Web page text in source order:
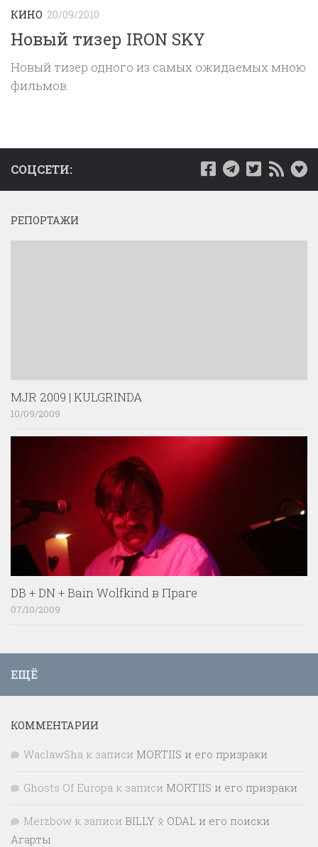
КИНО 20/09/2010
Новый тизер IRON SKY
Новый тизер одного из самых ожидаемых мною
фильмов.
СОЦСЕТИ:
РЕПОРТАЖИ
MJR 2009 | KULGRINDA
10/09/2009
DB + DN + Bain Wolfkind в Праге
07/10/2009
ЕЩЁ
КОММЕНТАРИИ
WaclawSha к записи MORTIIS и его призраки
Ghosts Of Europa к записи MORTIIS и его призраки
Merzbow к записи BILLY ᛟ ODAL и его поиски
Агарты